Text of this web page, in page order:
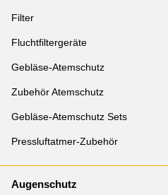
Filter
Fluchtfiltergeräte
Gebläse-Atemschutz
Zubehör Atemschutz
Gebläse-Atemschutz Sets
Pressluftatmer-Zubehör
Augenschutz